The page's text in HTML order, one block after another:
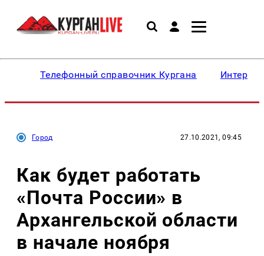
Телефонный справочник Кургана
Город 27.10.2021, 09:45
Как будет работать
«Почта России» в
Архангельской области
в начале ноября